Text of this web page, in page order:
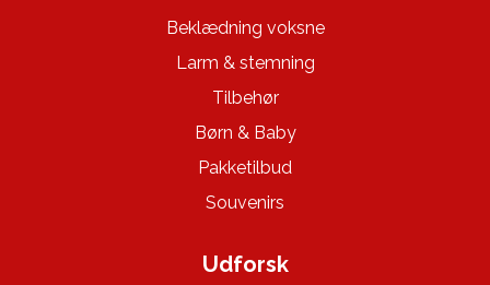
Beklædning voksne
Larm & stemning
Tilbehør
Børn & Baby
Pakketilbud
Souvenirs
Udforsk